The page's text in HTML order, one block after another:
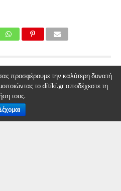
πέθανε στον Ευαγγελισμό
προσφέρουμε την καλύτερη δυνατή
το ditiki.gr αποδέχεστε τη
τους.